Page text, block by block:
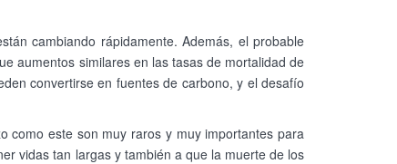
cambiando rápidamente. Además, el probable
aumentos similares en las tasas de mortalidad de
convertirse en fuentes de carbono, y el desafío
como este son muy raros y muy importantes para
vidas tan largas y también a que la muerte de los